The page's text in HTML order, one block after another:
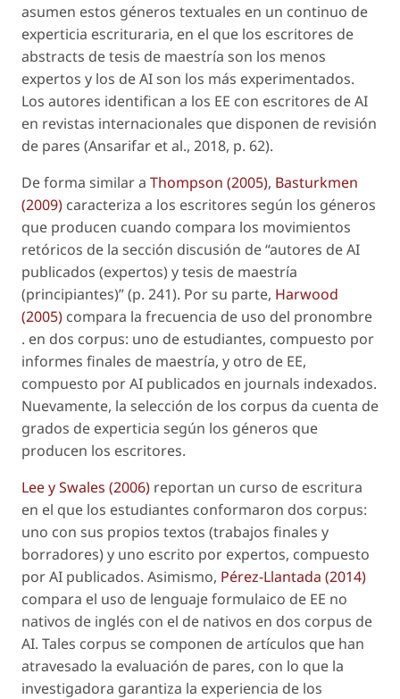
asumen estos géneros textuales en un continuo de
experticia escrituraria, en el que los escritores de
abstracts de tesis de maestría son los menos
expertos y los de AI son los más experimentados.
Los autores identifican a los EE con escritores de AI
en revistas internacionales que disponen de revisión
de pares (Ansarifar et al., 2018, p. 62).
De forma similar a Thompson (2005), Basturkmen
(2009) caracteriza a los escritores según los géneros
que producen cuando compara los movimientos
retóricos de la sección discusión de “autores de AI
publicados (expertos) y tesis de maestría
(principiantes)” (p. 241). Por su parte, Harwood
(2005) compara la frecuencia de uso del pronombre
. en dos corpus: uno de estudiantes, compuesto por
informes finales de maestría, y otro de EE,
compuesto por AI publicados en journals indexados.
Nuevamente, la selección de los corpus da cuenta de
grados de experticia según los géneros que
producen los escritores.
Lee y Swales (2006) reportan un curso de escritura
en el que los estudiantes conformaron dos corpus:
uno con sus propios textos (trabajos finales y
borradores) y uno escrito por expertos, compuesto
por AI publicados. Asimismo, Pérez-Llantada (2014)
compara el uso de lenguaje formulaico de EE no
nativos de inglés con el de nativos en dos corpus de
AI. Tales corpus se componen de artículos que han
atravesado la evaluación de pares, con lo que la
investigadora garantiza la experiencia de los